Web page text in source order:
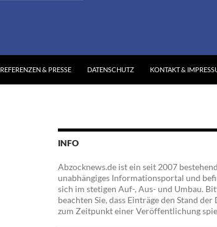
REFERENZEN & PRESSE DATENSCHUTZ KONTAKT &
INFO
Abzocknews.de ist ein seit 2007
unabhängiges Informationsportal und
sich im stetigen Auf-, Aus- und Umbau.
beachten Sie, dass Einträge den Stand der
zum Zeitpunkt einer Veröffentlichung